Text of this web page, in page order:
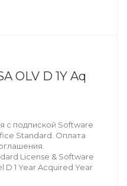
OLV D 1Y Aq
с подпиской Software
Standard. Оплата
License & Software
D 1 Year Acquired Year